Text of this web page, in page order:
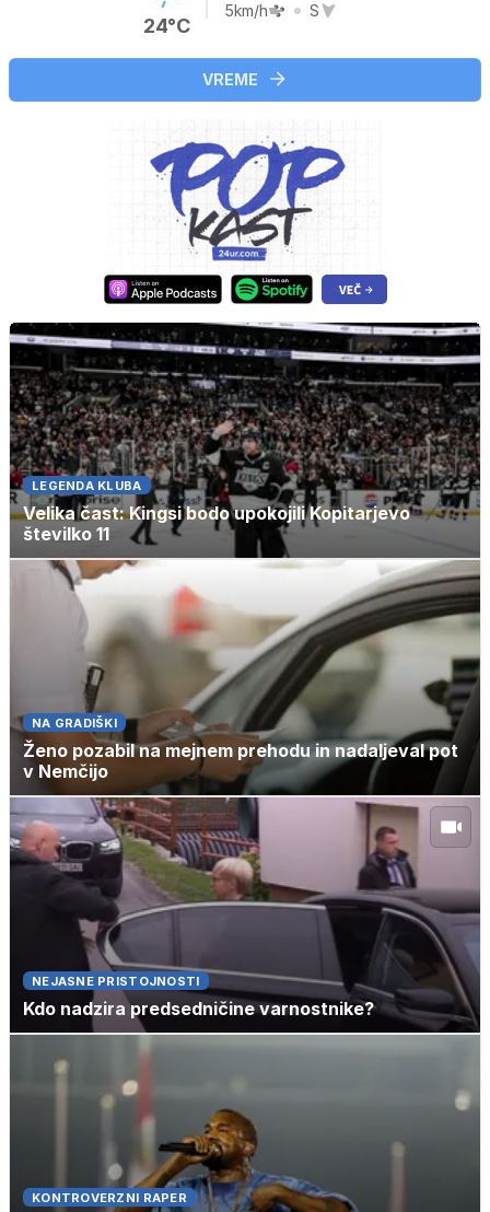
24°C
5km/h S
VREME
LEGENDA KLUBA
Velika čast: Kingsi bodo upokojili Kopitarjevo
številko 11
NA GRADIŠKI
Ženo pozabil na mejnem prehodu in nadaljeval pot
v Nemčijo
NEJASNE PRISTOJNOSTI
Kdo nadzira predsedničine varnostnike?
KONTROVERZNI RAPER